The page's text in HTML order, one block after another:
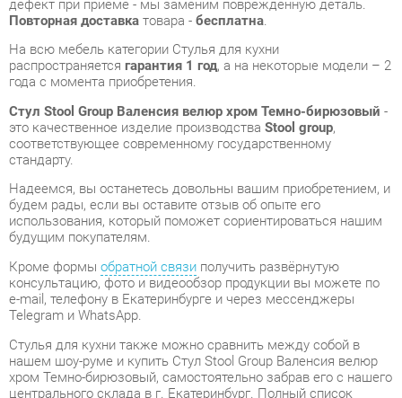
Стул Stool Group Валенсия велюр хром Темно-бирюзовый-
это качественное изделие производстваStool group
соответствующее современному государственному
стандарту.
Надеемся, вы останетесь довольны вашим приобретением, и
использования, который поможет сориентироваться нашим
будущим покупателям.
Кроме формы
e-mail, телефону в Екатеринбурге и через мессенджеры
Telegram и WhatsApp.
Стулья для кухни также можно сравнить между собой в
нашем шоу-руме и купить Стул Stool Group Валенсия велюр
хром Темно-бирюзовый, самостоятельно забрав его с нашего
центрального склада в г. Екатеринбург. Полный список
адресов и магазинов смотрите на страницеконтактов.
Материал Велюр
Цвет
Темно-
бирюзовый